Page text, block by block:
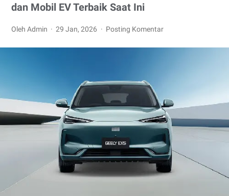
dan Mobil EV Terbaik Saat Ini
Oleh Admin 29 Jan, 2026 Posting Komentar